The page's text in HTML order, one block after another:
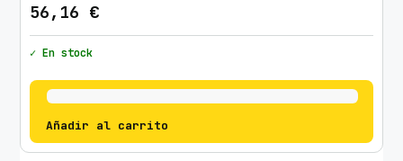
56,16 €
✓ En stock
Añadir al carrito